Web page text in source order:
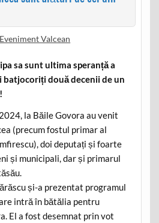
Eveniment Valcean
sa sunt ultima speranță a
două decenii de un
la Băile Govora au venit
(precum fostul primar al
doi deputați și foarte
și municipali, dar și primarul
și-a prezentat programul
intră în bătălia pentru
El a fost desemnat prin vot